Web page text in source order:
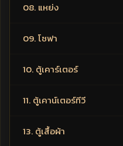
08. แหย่ง
09. โซฟา
10. ตู้เคาร์เตอร์
11. ตู้เคาน์เตอร์ทีวี
13. ตู้เสื้อผ้า